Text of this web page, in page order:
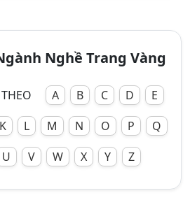
Nghề Trang Vàng
A B C D
E
K L M N O P
Q
U V W X Y Z